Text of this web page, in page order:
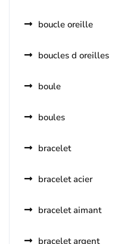
boucle oreille
boucles d oreilles
boule
boules
bracelet
bracelet acier
bracelet aimant
bracelet argent